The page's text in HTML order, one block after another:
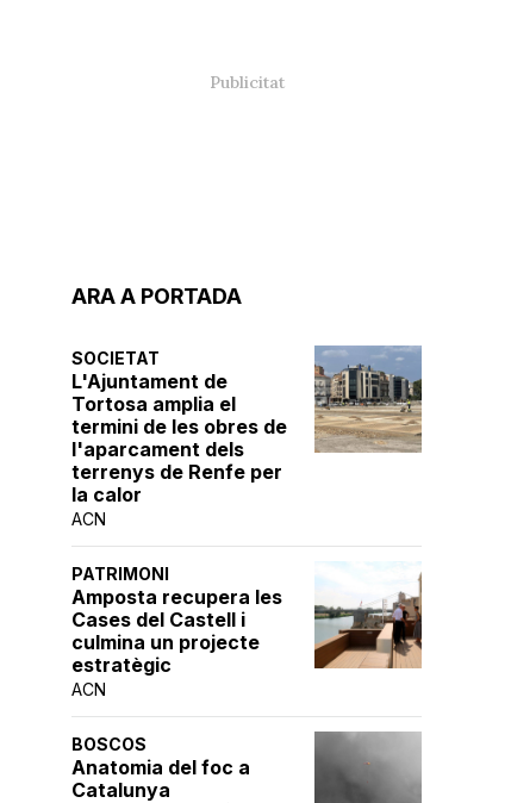
ARA A PORTADA
SOCIETAT
L'Ajuntament de
Tortosa amplia el
termini de les obres de
l'aparcament dels
terrenys de Renfe per
la calor
ACN
PATRIMONI
Amposta recupera les
Cases del Castell i
culmina un projecte
estratègic
ACN
BOSCOS
Anatomia del foc a
Catalunya